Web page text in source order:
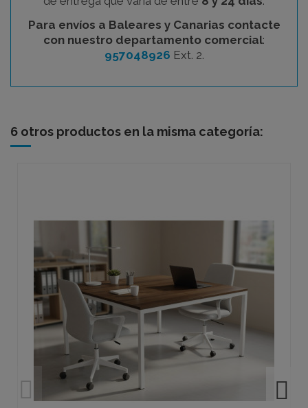
Para envíos a Baleares y Canarias contacte
con nuestro departamento comercial:
957048926 Ext. 2.
6 otros productos en la misma categoría: